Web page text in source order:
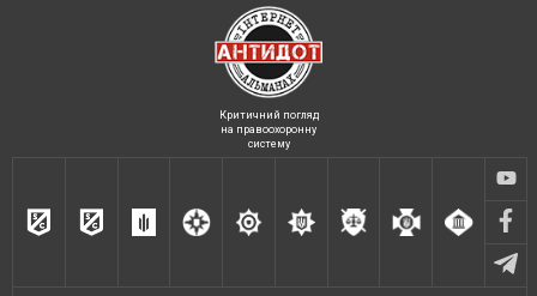
Критичний погляд
на правоохоронну
систему